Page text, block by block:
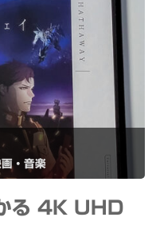
・音楽
る 4K UHD